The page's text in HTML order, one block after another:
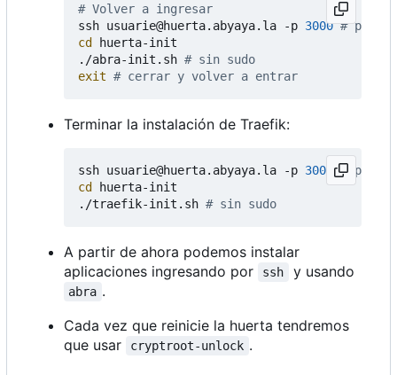
# Volver a ingresar
ssh usuarie@huerta.abyaya.la -p 3000 #
cd
huerta-init
./abra-init.sh # sin sudo
exit # cerrar y volver a entrar
Terminar la instalación de Traefik:
ssh usuarie@huerta.abyaya.la -p 3000
#
cd
huerta-init
./traefik-init.sh # sin sudo
A partir de ahora podemos instalar
aplicaciones ingresando por
ssh y usando
abra .
Cada vez que reinicie la huerta tendremos
que usar
cryptroot-unlock .